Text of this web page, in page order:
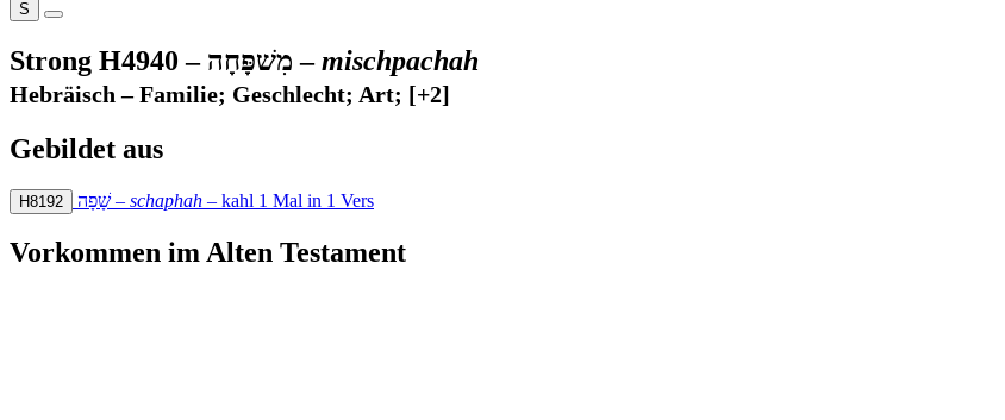
S
Strong H4940 – מִשׁפָּחָה –mischpachah
Hebräisch – Familie; Geschlecht; Art; [+2]
Gebildet aus
H8192 שָׁפָה – schaphah – kahl 1 Mal in 1 Vers
Vorkommen im Alten Testament